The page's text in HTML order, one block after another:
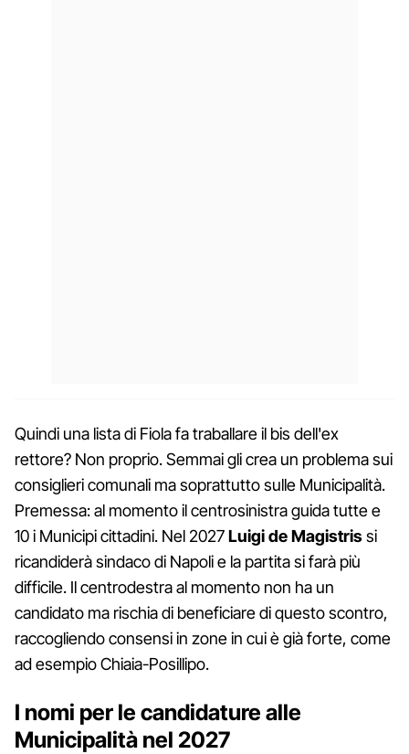
Quindi una lista di Fiola fa traballare il bis dell'ex
rettore? Non proprio. Semmai gli crea un problema sui
consiglieri comunali ma soprattutto sulle Municipalità.
Premessa: al momento il centrosinistra guida tutte e
10 i Municipi cittadini. Nel 2027Luigi de Magistrissi
ricandiderà sindaco di Napoli e la partita si farà più
difficile. Il centrodestra al momento non ha un
candidato ma rischia di beneficiare di questo scontro,
raccogliendo consensi in zone in cui è già forte, come
ad esempio Chiaia-Posillipo.
I nomi per le candidature alle
Municipalità nel 2027